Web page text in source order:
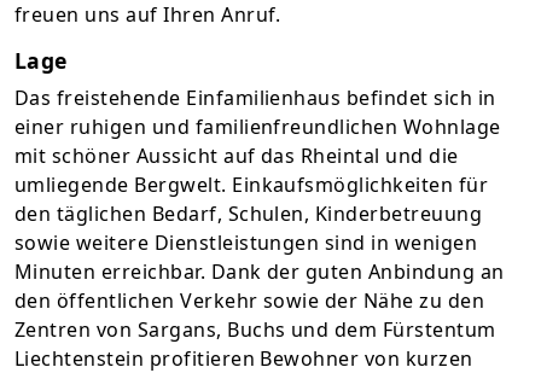
freuen uns auf Ihren Anruf.
Lage
Das freistehende Einfamilienhaus befindet sich in
einer ruhigen und familienfreundlichen Wohnlage
mit schöner Aussicht auf das Rheintal und die
umliegende Bergwelt. Einkaufsmöglichkeiten für
den täglichen Bedarf, Schulen, Kinderbetreuung
sowie weitere Dienstleistungen sind in wenigen
Minuten erreichbar. Dank der guten Anbindung an
den öffentlichen Verkehr sowie der Nähe zu den
Zentren von Sargans, Buchs und dem Fürstentum
Liechtenstein profitieren Bewohner von kurzen